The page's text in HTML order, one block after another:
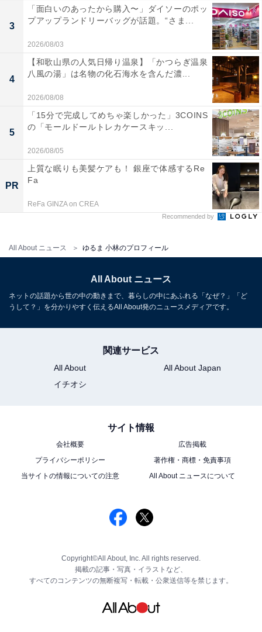
All About ニュース ゆるま 小林のプロフィール
3
「面白いのあったから購入〜」ダイソーのポッ
プアップランドリーバッグが話題。“さま...
2026/08/03
4
【和歌山県の人気日帰り温泉】「かつらぎ温泉
八風の湯」は名物の化石海水を含んだ濃...
2026/08/08
5
「15分で完成してめちゃ楽しかった」3COINS
の「モールドールトレカケースキッ...
2026/08/05
PR
上質な眠りも美髪ケアも！ 銀座で体感するRe
Fa
ReFa GINZA on CREA
Recommended by
All About ニュース
ネットの話題から世の中の動きまで、暮らしの中にあふれる「なぜ？」「ど
うして？」を分かりやすく伝えるAll About発のニュースメディアです。
関連サービス
All About
All About Japan
イチオシ
サイト情報
会社概要
広告掲載
プライバシーポリシー
著作権・商標・免責事項
当サイトの情報についての注意
All About ニュースについて
Copyright©All About, Inc. All rights reserved.
掲載の記事・写真・イラストなど、
すべてのコンテンツの無断複写・転載・公衆送信等を禁じます。